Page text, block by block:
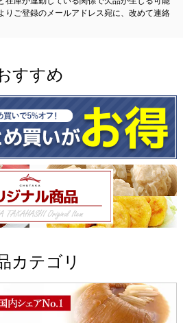
りご登録のメールアドレス宛に、改めて連絡
すすめ
カテゴリ